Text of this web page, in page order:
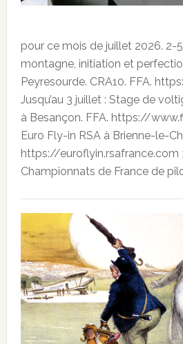
pour ce mois de juillet 2026. 2-
montagne, initiation et
Peyresourde. CRA10. FFA.
Jusqu’au 3 juillet : Stage de
à Besançon. FFA. https://
Euro Fly-in RSA à Brienne-le-
https://euroflyin.rsafrance.com
Championnats de France de